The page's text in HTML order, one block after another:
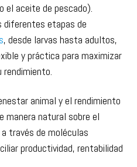
el aceite de pescado).
etapas de
, desde larvas hasta adultos,
y práctica para maximizar
animal y el rendimiento
manera natural sobre el
través de moléculas
productividad, rentabilidad